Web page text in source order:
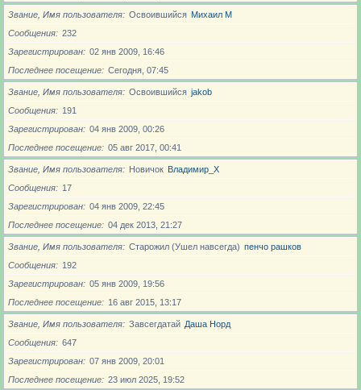
Звание, Имя пользователя Освоившийся Михаил М
Сообщения
232
Зарегистрирован
02 янв 2009, 16:46
Последнее посещение
Сегодня, 07:45
Звание, Имя пользователя Освоившийся jakob
Сообщения
191
Зарегистрирован
04 янв 2009, 00:26
Последнее посещение
05 авг 2017, 00:41
Звание, Имя пользователя Новичoк Владимир_X
Сообщения
17
Зарегистрирован
04 янв 2009, 22:45
Последнее посещение
04 дек 2013, 21:27
Звание, Имя пользователя Старожил (Ушел навсегда) пенчо рашков
Сообщения
192
Зарегистрирован
05 янв 2009, 19:56
Последнее посещение
16 авг 2015, 13:17
Звание, Имя пользователя Завсегдатай Даша Норд
Сообщения
647
Зарегистрирован
07 янв 2009, 20:01
Последнее посещение
23 июл 2025, 19:52